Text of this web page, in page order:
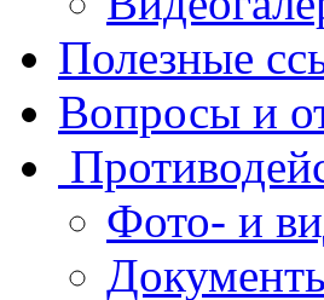
Полезные
Вопросы и
Фото- и